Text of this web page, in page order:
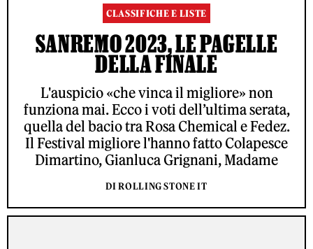
CLASSIFICHE E LISTE
SANREMO 2023, LE PAGELLE
DELLA FINALE
L'auspicio «che vinca il migliore» non
funziona mai. Ecco i voti dell’ultima serata,
quella del bacio tra Rosa Chemical e Fedez.
Il Festival migliore l'hanno fatto Colapesce
Dimartino, Gianluca Grignani, Madame
DI ROLLING STONE IT